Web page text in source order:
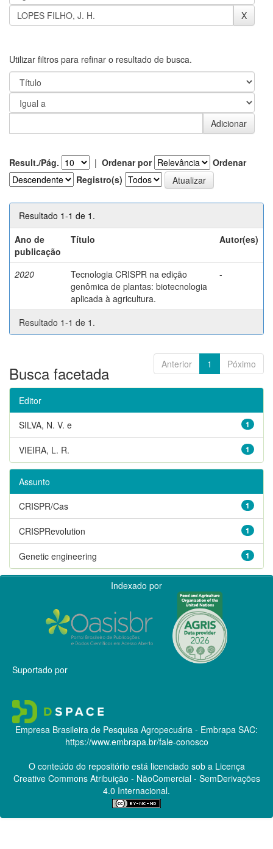
Utilizar filtros para refinar o resultado de busca.
Result./Pág. | Ordenar por
Ordenar
Registro(s)
Resultado 1-1 de 1.
Ano de
publicação
Título Autor(es)
2020
Tecnologia CRISPR na edição
genômica de plantas: biotecnologia
aplicada à agricultura.
-
Resultado 1-1 de 1.
Anterior 1 Póximo
Busca facetada
Editor
1
SILVA, N. V. e
1
VIEIRA, L. R.
Assunto
1
CRISPR/Cas
1
CRISPRevolution
1
Genetic engineering
Indexado por
Suportado por
Empresa Brasileira de Pesquisa Agropecuária - Embrapa SAC:
https://www.embrapa.br/fale-conosco
O conteúdo do repositório está licenciado sob a Licença
Creative CommonsAtribuição - NãoComercial - SemDerivações
4.0 Internacional.